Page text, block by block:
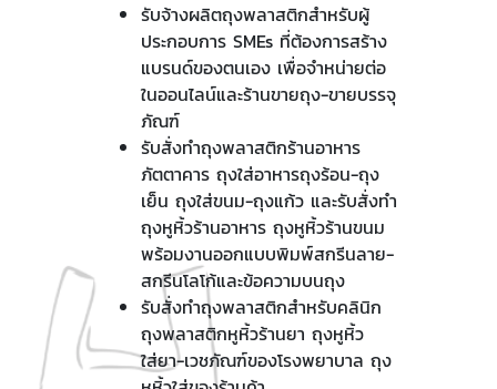
รับจ้างผลิตถุงพลาสติกสำหรับผู้
ประกอบการ SMEs ที่ต้องการสร้าง
แบรนด์ของตนเอง เพื่อจำหน่ายต่อ
ในออนไลน์และร้านขายถุง-ขายบรรจุ
ภัณฑ์
รับสั่งทำถุงพลาสติกร้านอาหาร
ภัตตาคาร ถุงใส่อาหารถุงร้อน-ถุง
เย็น ถุงใส่ขนม-ถุงแก้ว และรับสั่งทำ
ถุงหูหิ้วร้านอาหาร ถุงหูหิ้วร้านขนม
พร้อมงานออกแบบพิมพ์สกรีนลาย-
สกรีนโลโก้และข้อความบนถุง
รับสั่งทำถุงพลาสติกสำหรับคลินิก
ถุงพลาสติกหูหิ้วร้านยา ถุงหูหิ้ว
ใส่ยา-เวชภัณฑ์ของโรงพยาบาล ถุง